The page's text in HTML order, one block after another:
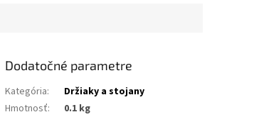
Dodatočné parametre
Kategória:
Držiaky a stojany
Hmotnosť:
0.1 kg